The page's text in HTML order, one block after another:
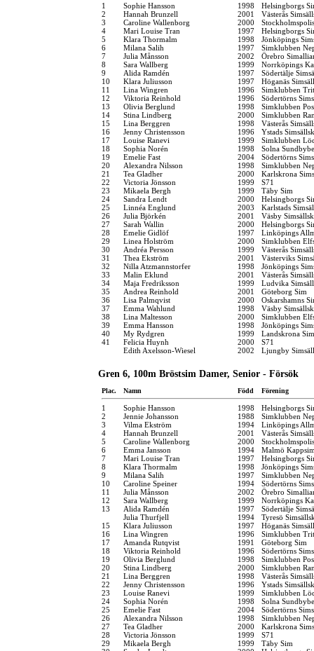
1 Sophie Hansson 1998
Helsingborgs
2
Hannah Brunzell 2001
Västerås
3
Caroline Wallenborg 2000
4
Mari Louise Tran 1997
Helsingborgs
5
Klara Thormalm 1998
Jönköpings
6
Milana Salih 1997
Simklubben
7
Julia Månsson 2002
Örebro
8
Sara Wallberg 1999
Norrköpings
9
Alida Ramdén 1997
Södertälje
10
Klara Juliusson 1997
Höganäs
11
Lina Wingren 1996
Simklubben
12
Viktoria Reinhold 1996
Södertörns
13
Olivia Berglund 1998
Simklubben
14
Stina Lindberg 2000
Simklubben
15
Lina Berggren 1998
Västerås
16
Jenny Christensson 1996
Ystads
17
Louise Ranevi 1999
Simklubben
18
Sophia Norén 1998
Solna
19
Emelie Fast 2004
Södertörns
20
Alexandra Nilsson 1998
Simklubben
21
Tea Gladher 2000
Karlskrona
22
Victoria Jönsson 1999
S71
23
Mikaela Bergh 1999
Täby Sim
24
Sandra Lendt 2000
Helsingborgs
25
Linnéa Englund 2003
Karlstads
26
Julia Björkén 2001
Väsby
27
Sarah Wallin 2000
Helsingborgs
28
Emelie Gidlöf 1997
Linköpings
29
Linea Holström 2000
Simklubben
30
Andréa Persson 1999
Västerås
31
Thea Ekström 2001
Västerviks
32
Nilla Atzmannstorfer 1998
Jönköpings
33
Malin Eklund 2001
Västerås
34
Maja Fredriksson 1999
Ludvika
35
Andrea Reinhold 2001
Göteborg Sim
36
Lisa Palmqvist 2000
Oskarshamns
37
Emma Wahlund 1998
Väsby
38
Lina Maltesson 2000
Simklubben
39
Emma Hansson 1998
Jönköpings
40
My Rydgren 1999
Landskrona
41
Felicia Huynh 2000
S71
Edith Axelsson-Wiesel
2002 Ljungby
Gren 6, 100m Bröstsim Damer, Senior - Försök
Plac. Namn Född Förening
1 Sophie Hansson 1998
Helsingborgs
2
Jennie Johansson 1988
Simklubben
3
Vilma Ekström 1994
Linköpings
4
Hannah Brunzell 2001
Västerås
5
Caroline Wallenborg 2000
6
Emma Jansson 1994
Malmö
7
Mari Louise Tran 1997
Helsingborgs
8
Klara Thormalm 1998
Jönköpings
9
Milana Salih 1997
Simklubben
10
Caroline Speiner 1994
Södertörns
11
Julia Månsson 2002
Örebro
12
Sara Wallberg 1999
Norrköpings
13
Alida Ramdén 1997
Södertälje
Julia Thurfjell
1994
Tyresö
15
Klara Juliusson 1997
Höganäs
16
Lina Wingren 1996
Simklubben
17
Amanda Rutqvist 1991
Göteborg Sim
18
Viktoria Reinhold 1996
Södertörns
19
Olivia Berglund 1998
Simklubben
20
Stina Lindberg 2000
Simklubben
21
Lina Berggren 1998
Västerås
22
Jenny Christensson 1996
Ystads
23
Louise Ranevi 1999
Simklubben
24
Sophia Norén 1998
Solna
25
Emelie Fast 2004
Södertörns
26
Alexandra Nilsson 1998
Simklubben
27
Tea Gladher 2000
Karlskrona
28
Victoria Jönsson 1999
S71
29
Mikaela Bergh 1999
Täby Sim